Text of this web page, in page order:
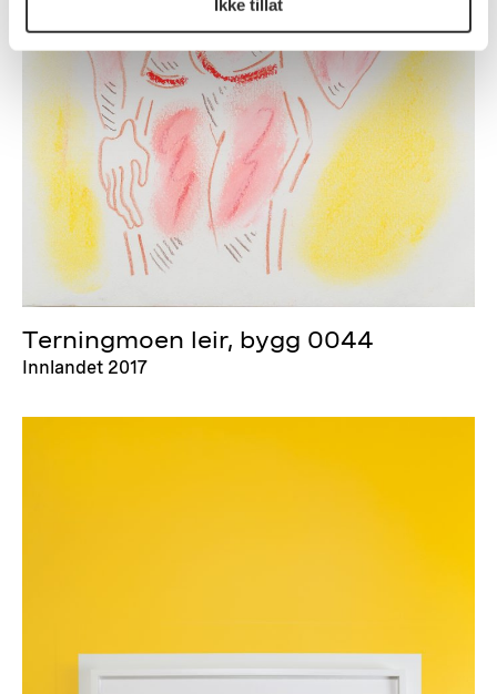
Ikke tillat
Terningmoen leir, bygg 0044
Innlandet 2017